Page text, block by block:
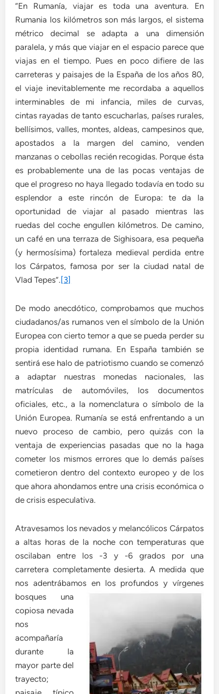
“En Rumanía, viajar es toda una aventura. En
Rumania los kilómetros son más largos, el sistema
métrico decimal se adapta a una dimensión
paralela, y más que viajar en el espacio parece que
viajas en el tiempo. Pues en poco difiere de las
carreteras y paisajes de la España de los años 80,
el viaje inevitablemente me recordaba a aquellos
interminables de mi infancia, miles de curvas,
cintas rayadas de tanto escucharlas, países rurales,
bellísimos, valles, montes, aldeas, campesinos que,
apostados a la margen del camino, venden
manzanas o cebollas recién recogidas. Porque ésta
es probablemente una de las pocas ventajas de
que el progreso no haya llegado todavía en todo su
esplendor a este rincón de Europa: te da la
oportunidad de viajar al pasado mientras las
ruedas del coche engullen kilómetros. De camino,
un café en una terraza de Sighisoara, esa pequeña
(y hermosísima) fortaleza medieval perdida entre
los Cárpatos, famosa por ser la ciudad natal de
Vlad Tepes”.[3]
De modo anecdótico, comprobamos que muchos
ciudadanos/as rumanos ven el símbolo de la Unión
Europea con cierto temor a que se pueda perder su
propia identidad rumana. En España también se
sentirá ese halo de patriotismo cuando se comenzó
a adaptar nuestras monedas nacionales, las
matrículas de automóviles, los documentos
oficiales, etc., a la nomenclatura o símbolo de la
Unión Europea. Rumanía se está enfrentando a un
nuevo proceso de cambio, pero quizás con la
ventaja de experiencias pasadas que no la haga
cometer los mismos errores que lo demás países
cometieron dentro del contexto europeo y de los
que ahora ahondamos entre una crisis económica o
de crisis especulativa.
Atravesamos los nevados y melancólicos Cárpatos
a altas horas de la noche con temperaturas que
oscilaban entre los -3 y -6 grados por una
carretera completamente desierta. A medida que
nos adentrábamos en los profundos y vírgenes
bosques una
copiosa nevada
nos
acompañaría
durante la
mayor parte del
trayecto;